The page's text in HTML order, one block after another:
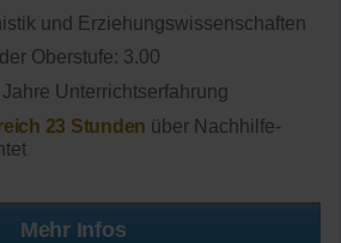
und Erziehungswissenschaften
Oberstufe: 3.00
Jahre Unterrichtserfahrung
23 Stunden über Nachhilfe-
Mehr Infos